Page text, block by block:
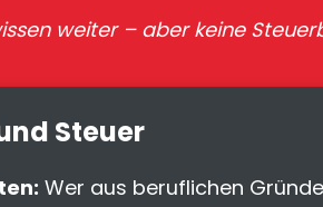
weiter – aber keine
Steuer
Wer aus beruflichen